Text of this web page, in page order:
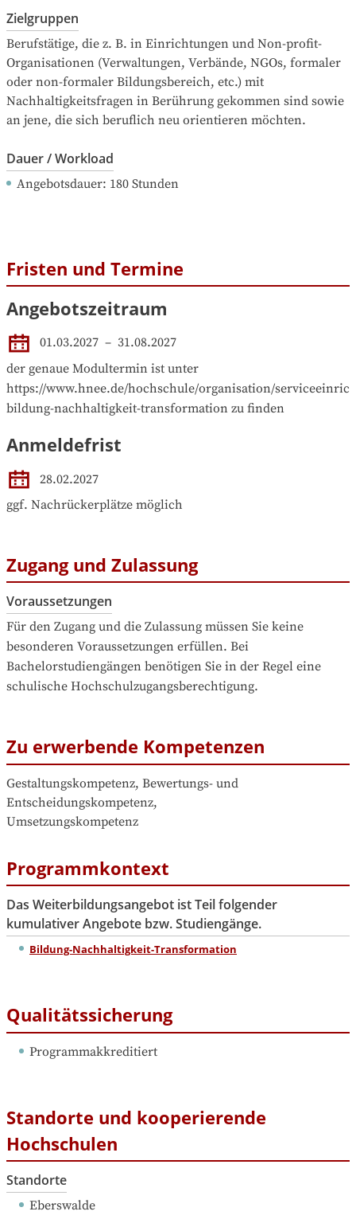
Zielgruppen
Berufstätige, die z. B. in Einrichtungen und Non-profit-
Organisationen (Verwaltungen, Verbände, NGOs, formaler
oder non-formaler Bildungsbereich, etc.) mit
Nachhaltigkeitsfragen in Berührung gekommen sind sowie
an jene, die sich beruflich neu orientieren möchten.
Dauer / Workload
Angebotsdauer: 180 Stunden
Fristen und Termine
Angebotszeitraum
01.03.2027 – 31.08.2027
der genaue Modultermin ist unter
https://www.hnee.de/hochschule/organisation/
bildung-nachhaltigkeit-transformation zu finden
Anmeldefrist
28.02.2027
ggf. Nachrückerplätze möglich
Zugang und Zulassung
Voraussetzungen
Für den Zugang und die Zulassung müssen Sie keine
besonderen Voraussetzungen erfüllen. Bei
Bachelorstudiengängen benötigen Sie in der Regel eine
schulische Hochschulzugangsberechtigung.
Zu erwerbende Kompetenzen
Gestaltungskompetenz, Bewertungs- und
Entscheidungskompetenz,
Umsetzungskompetenz
Programmkontext
Das Weiterbildungsangebot ist Teil folgender
kumulativer Angebote bzw. Studiengänge.
Bildung-Nachhaltigkeit-Transformation
Qualitätssicherung
Programmakkreditiert
Standorte und kooperierende
Hochschulen
Standorte
Eberswalde